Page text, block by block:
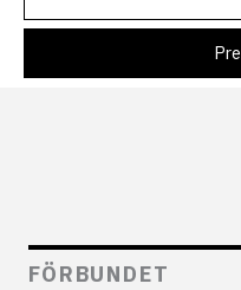
FÖRBUNDET